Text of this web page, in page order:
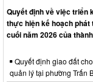
Quyết định về việc triển
thực hiện kế hoạch phát
cuối năm 2026 của
Quyết định giao đất
quản lý tại phường Trấn